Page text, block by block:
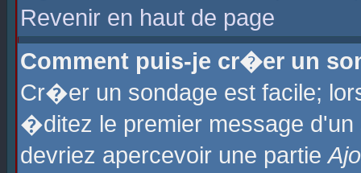
Revenir en haut de page
Comment puis-je cr�er un
Cr�er un sondage est facile;
�ditez le premier message
devriez apercevoir une partie